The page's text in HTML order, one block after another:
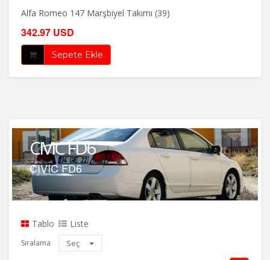
Alfa Romeo 147 Marşbiyel Takımı (39)
342.97 USD
Sepete Ekle
CIVIC FD6
CIVIC FD6
Tablo Liste
Sıralama Seç